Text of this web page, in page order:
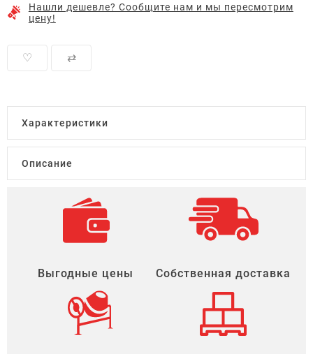
Нашли дешевле? Сообщите нам и мы пересмотрим
цену!
♡ ⇄
Характеристики
Описание
Выгодные цены Собственная доставка